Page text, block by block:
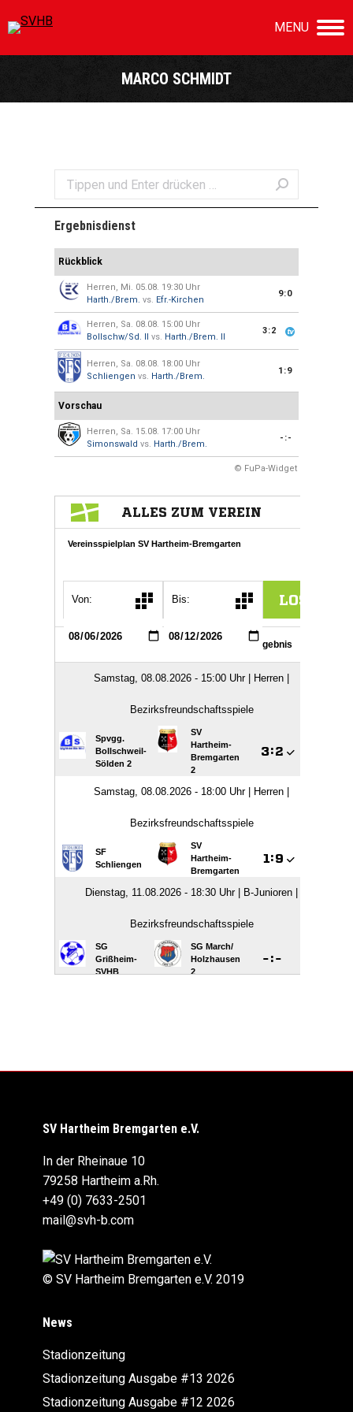
MENU
MARCO SCHMIDT
Sie befinden sich hier:
Search:
Ergebnisdienst
Rückblick
Herren, Mi. 05.08. 19:30 Uhr
Harth./Brem. vs. Efr.-Kirchen
9:0
Herren, Sa. 08.08. 15:00 Uhr
Bollschw/Sd. II vs. Harth./Brem. II
3:2
Herren, Sa. 08.08. 18:00 Uhr
Schliengen vs. Harth./Brem.
1:9
Vorschau
Herren, Sa. 15.08. 17:00 Uhr
Simonswald vs. Harth./Brem.
-:-
© FuPa-Widget
SV Hartheim Bremgarten e.V.
In der Rheinaue 10
79258 Hartheim a.Rh.
+49 (0) 7633-2501
mail@svh-b.com
© SV Hartheim Bremgarten e.V. 2019
News
Stadionzeitung
Stadionzeitung Ausgabe #13 2026
Stadionzeitung Ausgabe #12 2026